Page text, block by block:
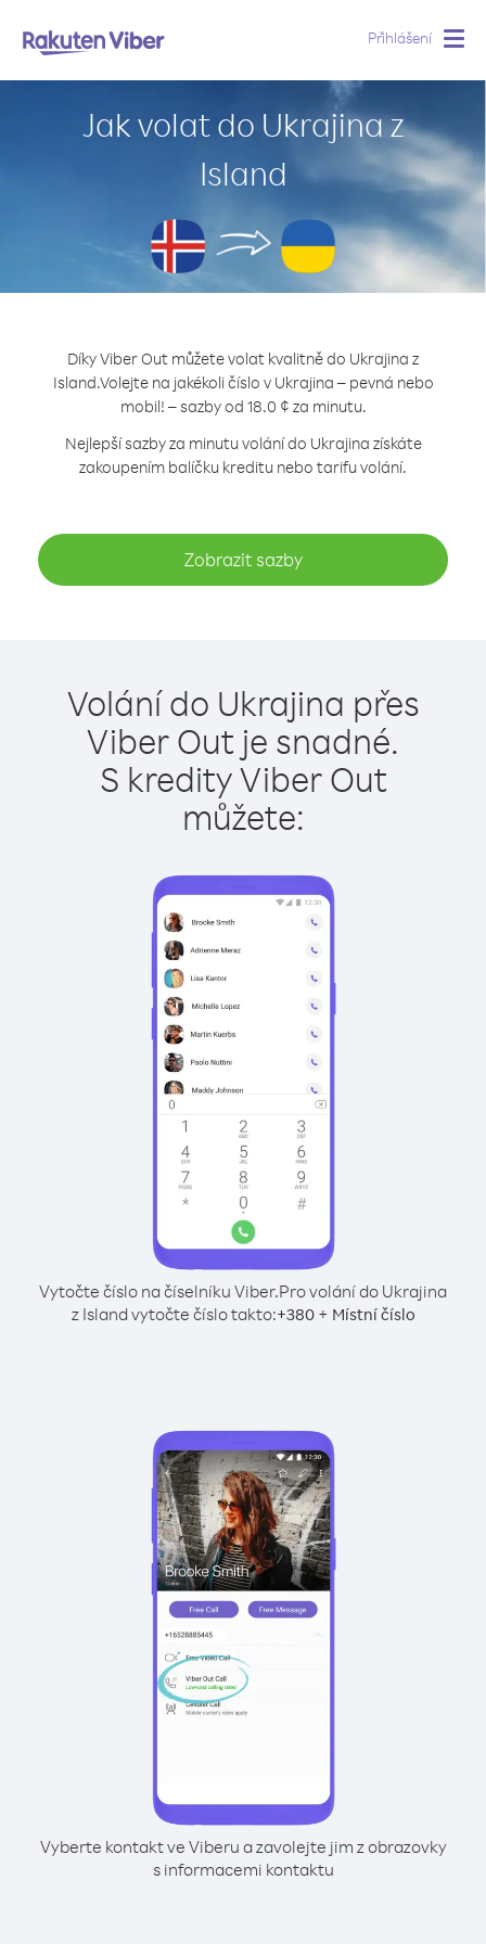
Přihlášení
Jak volat do Ukrajina z
Island
Díky Viber Out můžete volat kvalitně do Ukrajina z
Island.Volejte na jakékoli číslo v Ukrajina – pevná nebo
mobil! – sazby od 18.0 ¢ za minutu.
Nejlepší sazby za minutu volání do Ukrajina získáte
zakoupením balíčku kreditu nebo tarifu volání.
Zobrazit sazby
Volání do Ukrajina přes
Viber Out je snadné.
S kredity Viber Out
můžete:
Vytočte číslo na číselníku Viber.Pro volání do Ukrajina
z Island vytočte číslo takto:+380+ Místní číslo
Vyberte kontakt ve Viberu a zavolejte jim z obrazovky
s informacemi kontaktu